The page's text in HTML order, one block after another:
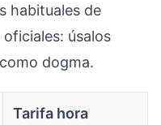
habituales de
úsalos
dogma.
Tarifa hora